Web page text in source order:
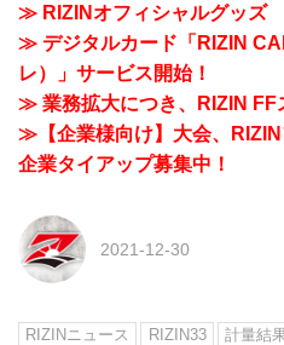
≫ RIZINオフィシャルグッズ
≫ デジタルカード「RIZIN
レ）」サービス開始！
≫ 業務拡大につき、RIZIN FF
≫【企業様向け】大会、
企業タイアップ募集中！
2021-12-30
RIZINニュース RIZIN33 計量結